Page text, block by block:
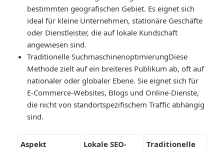
bestimmten geografischen Gebiet. Es eignet sich
ideal für kleine Unternehmen, stationäre Geschäfte
oder Dienstleister, die auf lokale Kundschaft
angewiesen sind.
Traditionelle SuchmaschinenoptimierungDiese
Methode zielt auf ein breiteres Publikum ab, oft auf
nationaler oder globaler Ebene. Sie eignet sich für
E-Commerce-Websites, Blogs und Online-Dienste,
die nicht von standortspezifischem Traffic abhängig
sind.
Aspekt
Lokale SEO-
Traditionelle